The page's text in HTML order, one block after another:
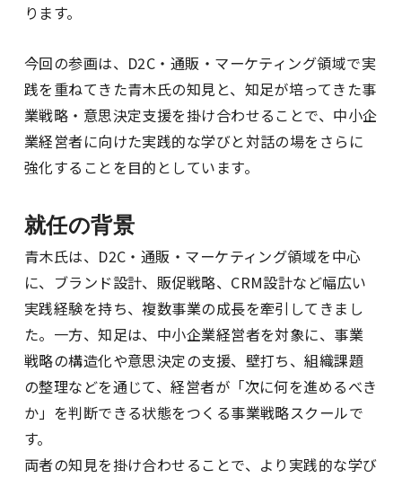
ります。
今回の参画は、D2C・通販・マーケティング領域で実
践を重ねてきた青木氏の知見と、知足が培ってきた事
業戦略・意思決定支援を掛け合わせることで、中小企
業経営者に向けた実践的な学びと対話の場をさらに
強化することを目的としています。
就任の背景
青木氏は、D2C・通販・マーケティング領域を中心
に、ブランド設計、販促戦略、CRM設計など幅広い
実践経験を持ち、複数事業の成長を牽引してきまし
た。一方、知足は、中小企業経営者を対象に、事業
戦略の構造化や意思決定の支援、壁打ち、組織課題
の整理などを通じて、経営者が「次に何を進めるべき
か」を判断できる状態をつくる事業戦略スクールで
す。
両者の知見を掛け合わせることで、より実践的な学び